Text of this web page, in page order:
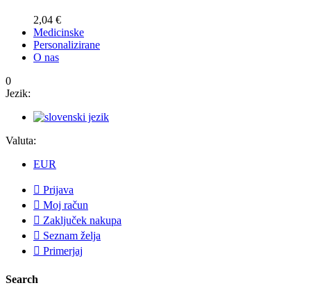
2,04 €
Medicinske
Personalizirane
O nas
0
Jezik:
Valuta:
EUR
 Prijava
 Moj račun
 Zaključek nakupa
 Seznam želja
 Primerjaj
Search